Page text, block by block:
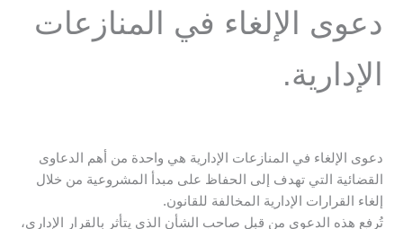
دعوى الإلغاء في المنازعات
الإدارية.
دعوى الإلغاء في المنازعات الإدارية هي واحدة من أهم الدعاوى
القضائية التي تهدف إلى الحفاظ على مبدأ المشروعية من خلال
إلغاء القرارات الإدارية المخالفة للقانون.
تُرفع هذه الدعوى من قبل صاحب الشأن الذي يتأثر بالقرار الإداري،